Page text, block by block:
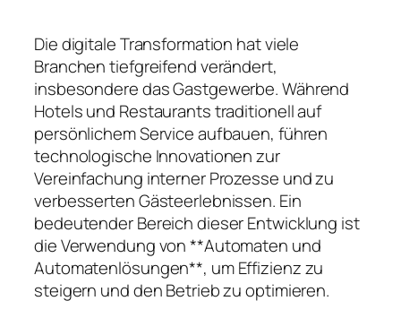
Die digitale Transformation hat viele
Branchen tiefgreifend verändert,
insbesondere das Gastgewerbe. Während
Hotels und Restaurants traditionell auf
persönlichem Service aufbauen, führen
technologische Innovationen zur
Vereinfachung interner Prozesse und zu
verbesserten Gästeerlebnissen. Ein
bedeutender Bereich dieser Entwicklung ist
die Verwendung von **Automaten und
Automatenlösungen**, um Effizienz zu
steigern und den Betrieb zu optimieren.